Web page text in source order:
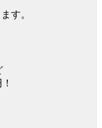
す。